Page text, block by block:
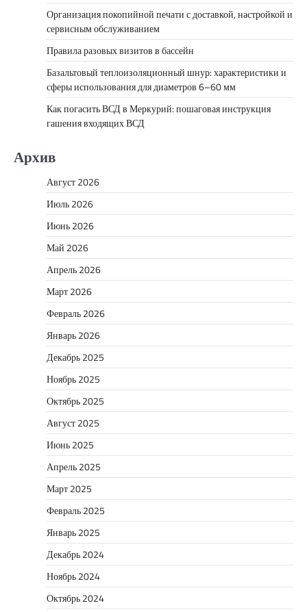
Организация покопийной печати с доставкой, настройкой и
сервисным обслуживанием
Правила разовых визитов в бассейн
Базальтовый теплоизоляционный шнур: характеристики и
сферы использования для диаметров 6–60 мм
Как погасить ВСД в Меркурий: пошаговая инструкция
гашения входящих ВСД
Архив
Август 2026
Июль 2026
Июнь 2026
Май 2026
Апрель 2026
Март 2026
Февраль 2026
Январь 2026
Декабрь 2025
Ноябрь 2025
Октябрь 2025
Август 2025
Июнь 2025
Апрель 2025
Март 2025
Февраль 2025
Январь 2025
Декабрь 2024
Ноябрь 2024
Октябрь 2024